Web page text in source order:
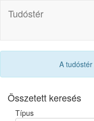
Tudóstér
A tudóstér
Összetett keresés
Típus